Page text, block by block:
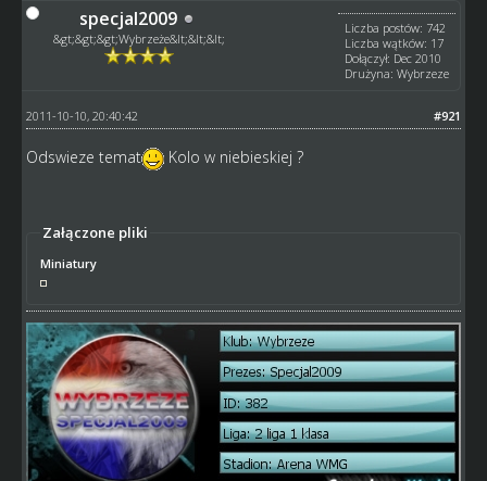
specjal2009
&gt;&gt;&gt;Wybrzeże&lt;&lt;&lt;
Liczba postów: 742
Liczba wątków: 17
Dołączył: Dec 2010
Drużyna: Wybrzeze
#921
2011-10-10, 20:40:42
Odswieze temat Kolo w niebieskiej ?
Załączone pliki
Miniatury